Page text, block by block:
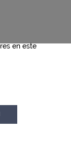
en este